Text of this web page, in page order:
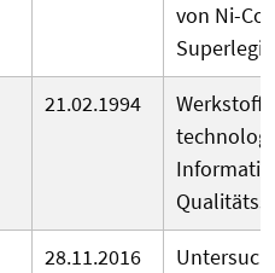
von Ni-
21.02.1994
28.11.2016